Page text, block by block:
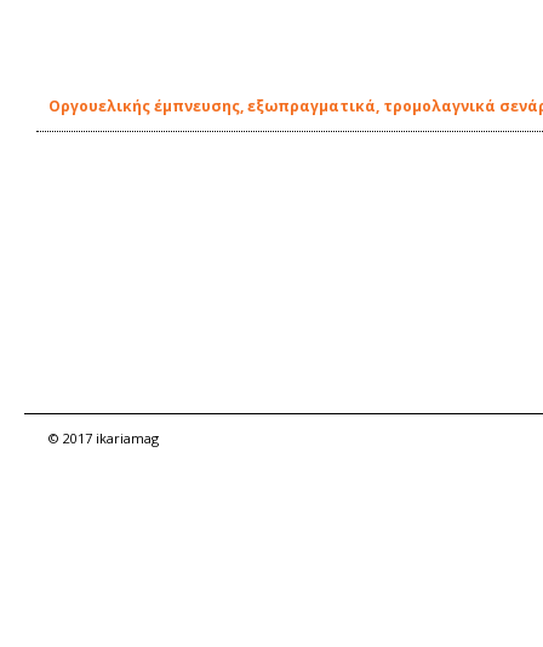
Οργουελικής έμπνευσης, εξωπραγματικά, τρομολαγνικά
© 2017 ikariamag